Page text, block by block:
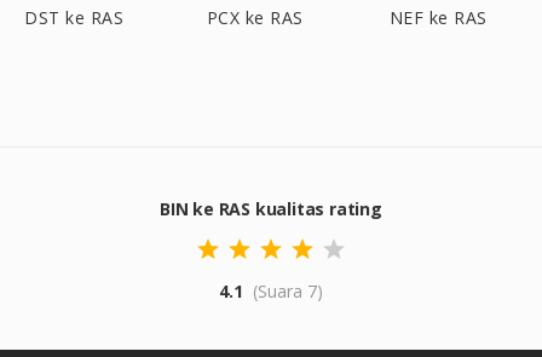
DST ke RAS PCX ke RAS NEF ke RAS
BIN ke RAS kualitas rating
4.1 (Suara 7)